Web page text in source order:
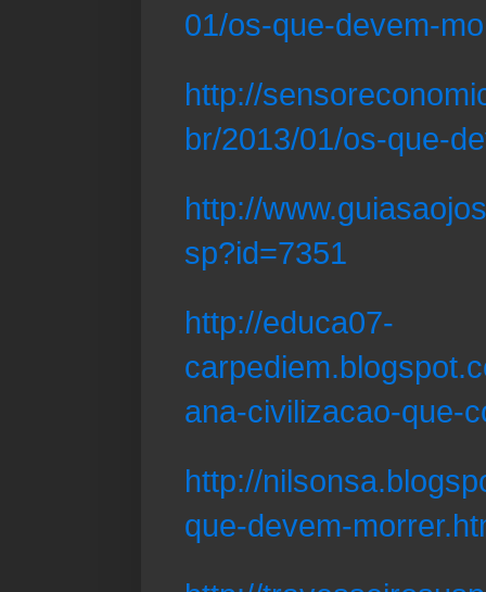
01/os-que-devem-
http://
br/2013/01/os-que-
http://
sp?id=7351
http://educa07-
ana-civilizacao-que-
http://
que-devem-